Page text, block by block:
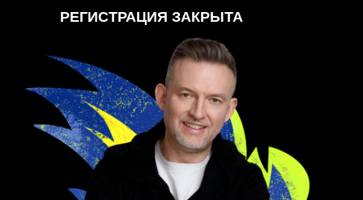
РЕГИСТРАЦИЯ ЗАКРЫТА